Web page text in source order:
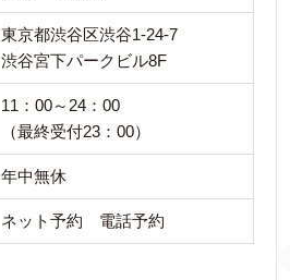
東京都渋谷区渋谷1-24-7
渋谷宮下パークビル8F
11：00～24：00
（最終受付23：00）
年中無休
ネット予約 電話予約